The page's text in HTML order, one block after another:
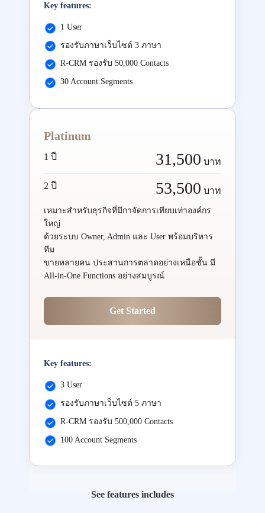
Key features:
1 User
รองรับภาษาเว็บไซต์ 3 ภาษา
R-CRM รองรับ 50,000 Contacts
30 Account Segments
Platinum
1 ปี 31,500 บาท
2 ปี 53,500 บาท
เหมาะสำหรับธุรกิจที่มีกาจัดการเทียบเท่าองค์กร
ใหญ่
ด้วยระบบ Owner, Admin และ User พร้อมบริหาร
ทีม
ขายหลายคน ประสานการตลาดอย่างเหนือชั้น มี
All-in-One Functions อย่างสมบูรณ์
Get Started
Key features:
3 User
รองรับภาษาเว็บไซต์ 5 ภาษา
R-CRM รองรับ 500,000 Contacts
100 Account Segments
See features includes